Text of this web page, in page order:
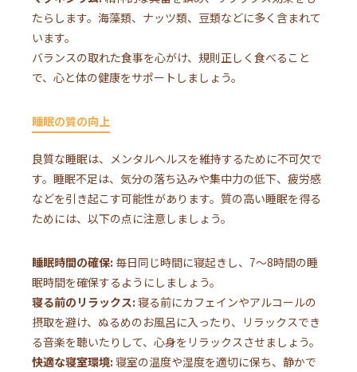
たらします。海藻類、ナッツ類、豆類などに多く含まれて
います。
バランスの取れた食事を心がけ、規則正しく食べること
で、心と体の健康をサポートしましょう。
睡眠の質の向上
良質な睡眠は、メンタルヘルスを維持するために不可欠で
す。睡眠不足は、気分の落ち込みや集中力の低下、疲労感
などを引き起こす可能性があります。質の高い睡眠を得る
ためには、以下の点に注意しましょう。
睡眠時間の確保: 毎日同じ時間に寝起きし、7〜8時間の睡
眠時間を確保するようにしましょう。
寝る前のリラックス: 寝る前にカフェインやアルコールの
摂取を避け、ぬるめのお風呂に入ったり、リラックスでき
る音楽を聴いたりして、心身をリラックスさせましょう。
快適な寝室環境: 寝室の温度や湿度を適切に保ち、静かで